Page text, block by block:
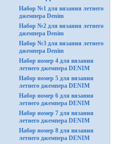
Набор №1 для вязания летнего
джемпера Denim
Набор №2 для вязания летнего
джемпера Denim
Набор №3 для вязания летнего
джемпера Denim
Набор номер 4 для вязания
летнего джемпера DENIM
Набор номер 5 для вязания
летнего джемпера DENIM
Набор номер 6 для вязания
летнего джемпера DENIM
Набор номер 7 для вязания
летнего джемпера DENIM
Набор номер 8 для вязания
летнего джемпера DENIM